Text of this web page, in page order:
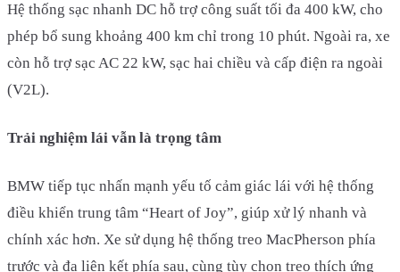
Hệ thống sạc nhanh DC hỗ trợ công suất tối đa 400 kW, cho
phép bổ sung khoảng 400 km chỉ trong 10 phút. Ngoài ra, xe
còn hỗ trợ sạc AC 22 kW, sạc hai chiều và cấp điện ra ngoài
(V2L).
Trải nghiệm lái vẫn là trọng tâm
BMW tiếp tục nhấn mạnh yếu tố cảm giác lái với hệ thống
điều khiển trung tâm “Heart of Joy”, giúp xử lý nhanh và
chính xác hơn. Xe sử dụng hệ thống treo MacPherson phía
trước và đa liên kết phía sau, cùng tùy chọn treo thích ứng